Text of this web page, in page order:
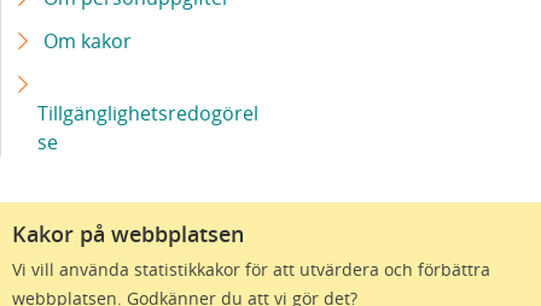
Kakor på webbplatsen
Vi vill använda statistikkakor för att utvärdera och förbättra
webbplatsen. Godkänner du att vi gör det?
Om kakor
Tillgänglighetsredogörel
se